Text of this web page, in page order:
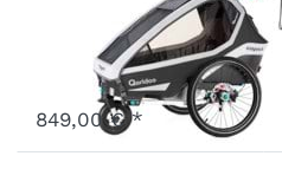
Dunkelgrau
Q8P-20-D
Ausverkauft - wird nachgeliefert, sobald wieder auf Lager.
849,00 € *